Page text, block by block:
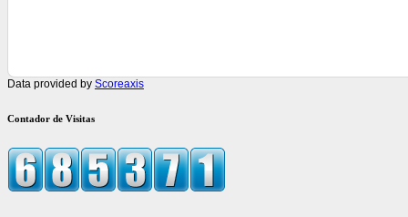
Data provided by Scoreaxis
Contador de Visitas